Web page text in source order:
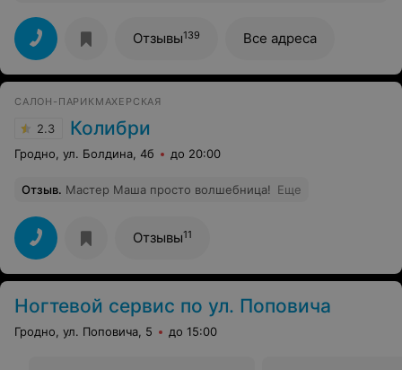
Отзывы139 Все адреса
САЛОН-ПАРИКМАХЕРСКАЯ
2.3 Колибри
Гродно, ул. Болдина, 4б до 20:00
Отзыв. Мастер Маша просто волшебница! Еще
Отзывы11
Ногтевой сервис по ул. Поповича
Гродно, ул. Поповича, 5 до 15:00